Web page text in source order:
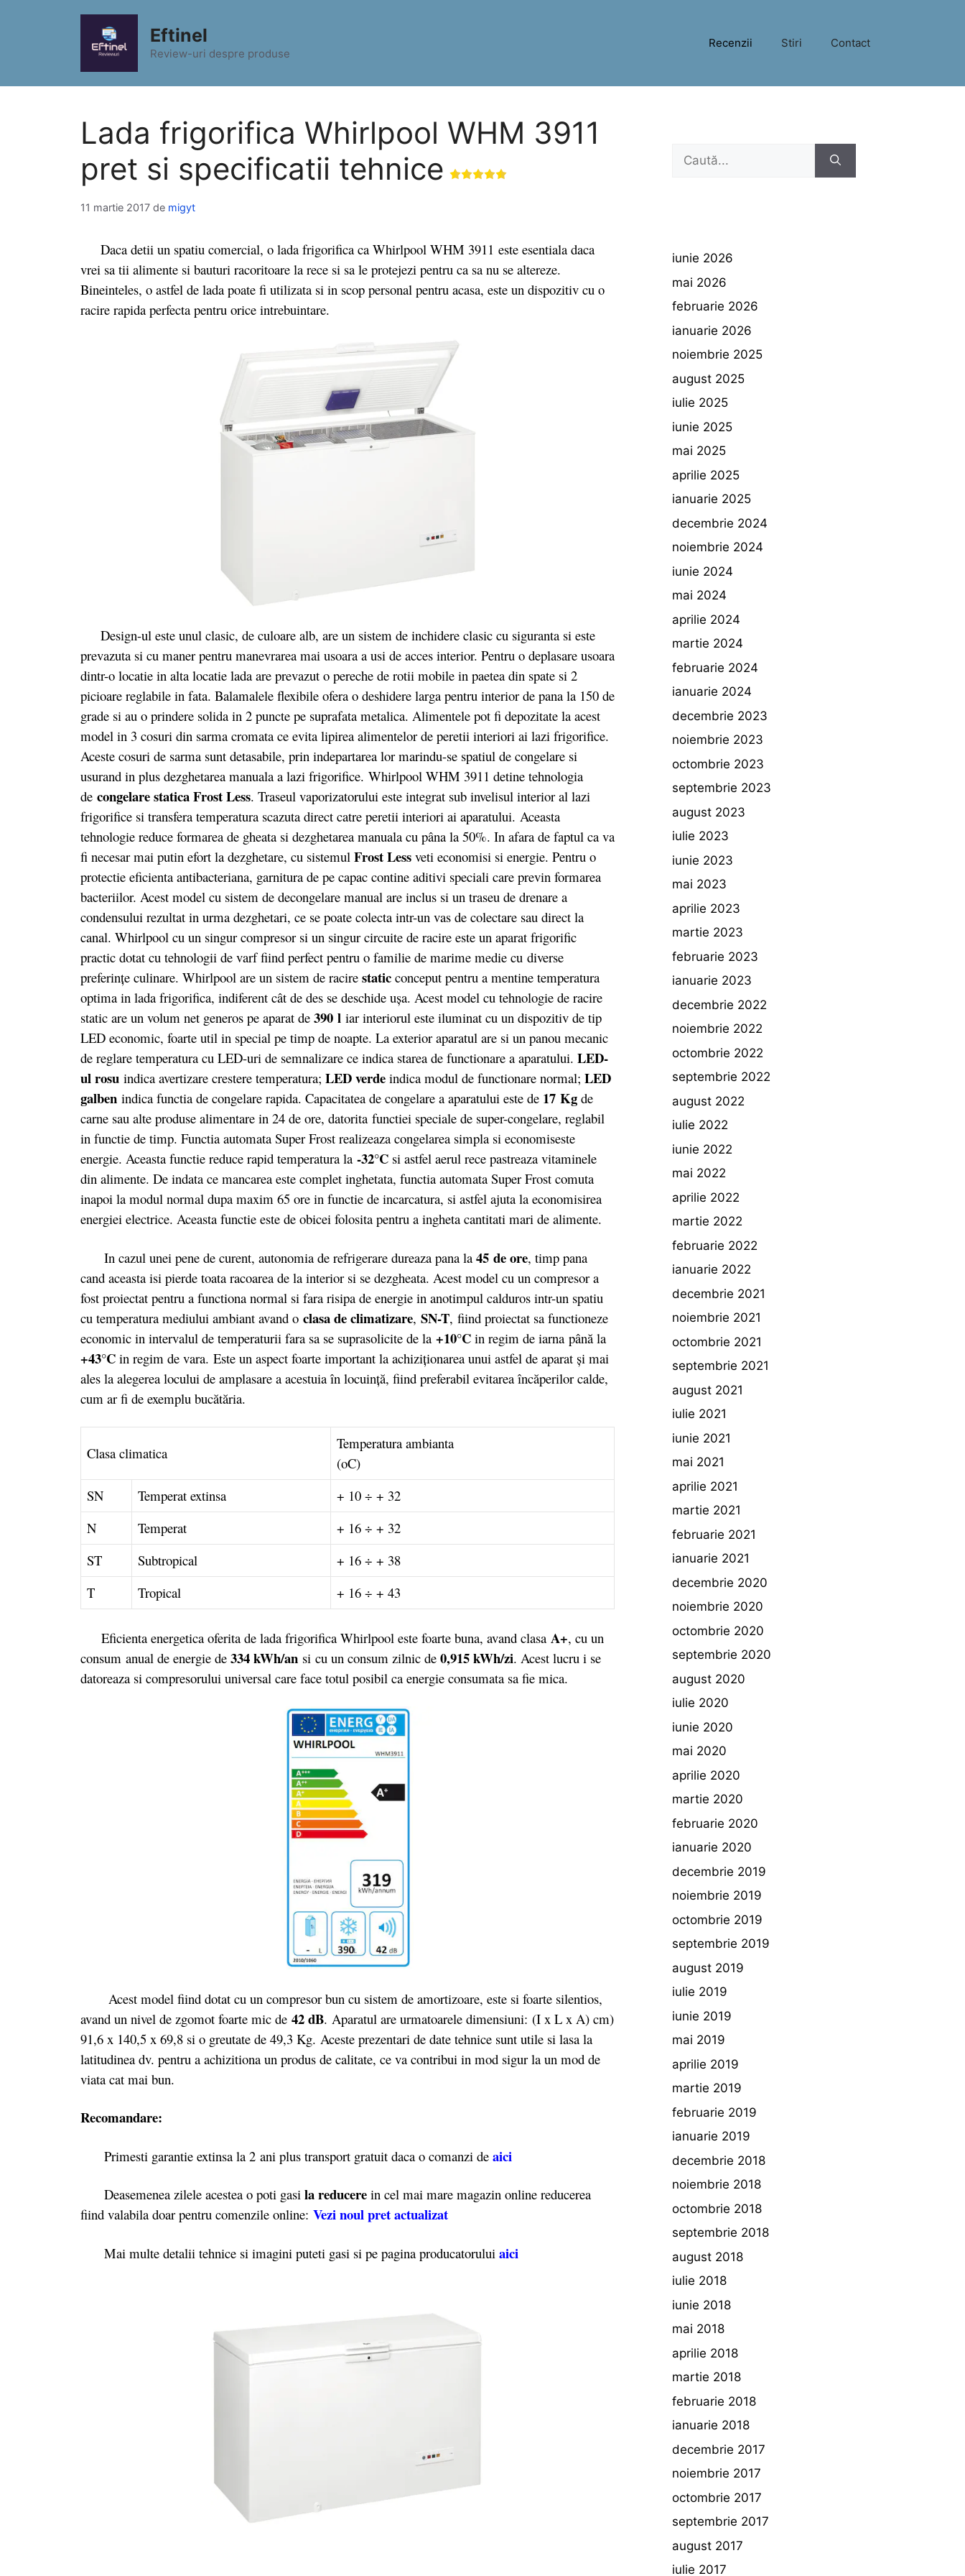
Eftinel
Review-uri despre produse
Recenzii Stiri Contact
Lada frigorifica Whirlpool WHM 3911
pret si specificatii tehnice
11 martie 2017 de migyt
Daca detii un spatiu comercial, o lada frigorifica ca Whirlpool WHM 3911 este esentiala daca
vrei sa tii alimente si bauturi racoritoare la rece si sa le protejezi pentru ca sa nu se altereze.
Bineinteles, o astfel de lada poate fi utilizata si in scop personal pentru acasa, este un dispozitiv cu o
racire rapida perfecta pentru orice intrebuintare.
Design-ul este unul clasic, de culoare alb, are un sistem de inchidere clasic cu siguranta si este
prevazuta si cu maner pentru manevrarea mai usoara a usi de acces interior. Pentru o deplasare usoara
dintr-o locatie in alta locatie lada are prevazut o pereche de rotii mobile in paetea din spate si 2
picioare reglabile in fata. Balamalele flexibile ofera o deshidere larga pentru interior de pana la 150 de
grade si au o prindere solida in 2 puncte pe suprafata metalica. Alimentele pot fi depozitate la acest
model in 3 cosuri din sarma cromata ce evita lipirea alimentelor de peretii interiori ai lazi frigorifice.
Aceste cosuri de sarma sunt detasabile, prin indepartarea lor marindu-se spatiul de congelare si
usurand in plus dezghetarea manuala a lazi frigorifice. Whirlpool WHM 3911 detine tehnologia
de congelare statica Frost Less. Traseul vaporizatorului este integrat sub invelisul interior al lazi
frigorifice si transfera temperatura scazuta direct catre peretii interiori ai aparatului. Aceasta
tehnologie reduce formarea de gheata si dezghetarea manuala cu pâna la 50%. In afara de faptul ca va
fi necesar mai putin efort la dezghetare, cu sistemul Frost Less veti economisi si energie. Pentru o
protectie eficienta antibacteriana, garnitura de pe capac contine aditivi speciali care previn formarea
bacteriilor. Acest model cu sistem de decongelare manual are inclus si un traseu de drenare a
condensului rezultat in urma dezghetari, ce se poate colecta intr-un vas de colectare sau direct la
canal. Whirlpool cu un singur compresor si un singur circuite de racire este un aparat frigorific
practic dotat cu tehnologii de varf fiind perfect pentru o familie de marime medie cu diverse
preferințe culinare. Whirlpool are un sistem de racire static conceput pentru a mentine temperatura
optima in lada frigorifica, indiferent cât de des se deschide ușa. Acest model cu tehnologie de racire
static are un volum net generos pe aparat de 390 l iar interiorul este iluminat cu un dispozitiv de tip
LED economic, foarte util in special pe timp de noapte. La exterior aparatul are si un panou mecanic
de reglare temperatura cu LED-uri de semnalizare ce indica starea de functionare a aparatului. LED-
ul rosu indica avertizare crestere temperatura; LED verde indica modul de functionare normal; LED
galben indica functia de congelare rapida. Capacitatea de congelare a aparatului este de 17 Kg de
carne sau alte produse alimentare in 24 de ore, datorita functiei speciale de super-congelare, reglabil
in functie de timp. Functia automata Super Frost realizeaza congelarea simpla si economiseste
energie. Aceasta functie reduce rapid temperatura la -32°C si astfel aerul rece pastreaza vitaminele
din alimente. De indata ce mancarea este complet inghetata, functia automata Super Frost comuta
inapoi la modul normal dupa maxim 65 ore in functie de incarcatura, si astfel ajuta la economisirea
energiei electrice. Aceasta functie este de obicei folosita pentru a ingheta cantitati mari de alimente.
In cazul unei pene de curent, autonomia de refrigerare dureaza pana la 45 de ore, timp pana
cand aceasta isi pierde toata racoarea de la interior si se dezgheata. Acest model cu un compresor a
fost proiectat pentru a functiona normal si fara risipa de energie in anotimpul calduros intr-un spatiu
cu temperatura mediului ambiant avand o clasa de climatizare, SN-T, fiind proiectat sa functioneze
economic in intervalul de temperaturii fara sa se suprasolicite de la +10°C in regim de iarna până la
+43°C in regim de vara. Este un aspect foarte important la achiziţionarea unui astfel de aparat şi mai
ales la alegerea locului de amplasare a acestuia în locuinţă, fiind preferabil evitarea încăperilor calde,
cum ar fi de exemplu bucătăria.
Clasa climatica
Temperatura ambianta
(oC)
SN
Temperat extinsa
+ 10 ÷ + 32
N
Temperat
+ 16 ÷ + 32
ST
Subtropical
+ 16 ÷ + 38
T
Tropical + 16 ÷ + 43
Eficienta energetica oferita de lada frigorifica Whirlpool este foarte buna, avand clasa A+, cu un
consum anual de energie de 334 kWh/an si cu un consum zilnic de 0,915 kWh/zi. Acest lucru i se
datoreaza si compresorului universal care face totul posibil ca energie consumata sa fie mica.
Acest model fiind dotat cu un compresor bun cu sistem de amortizoare, este si foarte silentios,
avand un nivel de zgomot foarte mic de 42 dB. Aparatul are urmatoarele dimensiuni: (I x L x A) cm)
91,6 x 140,5 x 69,8 si o greutate de 49,3 Kg. Aceste prezentari de date tehnice sunt utile si lasa la
latitudinea dv. pentru a achizitiona un produs de calitate, ce va contribui in mod sigur la un mod de
viata cat mai bun.
Recomandare:
Primesti garantie extinsa la 2 ani plus transport gratuit daca o comanzi de aici
Deasemenea zilele acestea o poti gasi la reducere in cel mai mare magazin online reducerea
fiind valabila doar pentru comenzile online: Vezi noul pret actualizat
Mai multe detalii tehnice si imagini puteti gasi si pe pagina producatorului aici
Caută
iunie 2026
mai 2026
februarie 2026
ianuarie 2026
noiembrie 2025
august 2025
iulie 2025
iunie 2025
mai 2025
aprilie 2025
ianuarie 2025
decembrie 2024
noiembrie 2024
iunie 2024
mai 2024
aprilie 2024
martie 2024
februarie 2024
ianuarie 2024
decembrie 2023
noiembrie 2023
octombrie 2023
septembrie 2023
august 2023
iulie 2023
iunie 2023
mai 2023
aprilie 2023
martie 2023
februarie 2023
ianuarie 2023
decembrie 2022
noiembrie 2022
octombrie 2022
septembrie 2022
august 2022
iulie 2022
iunie 2022
mai 2022
aprilie 2022
martie 2022
februarie 2022
ianuarie 2022
decembrie 2021
noiembrie 2021
octombrie 2021
septembrie 2021
august 2021
iulie 2021
iunie 2021
mai 2021
aprilie 2021
martie 2021
februarie 2021
ianuarie 2021
decembrie 2020
noiembrie 2020
octombrie 2020
septembrie 2020
august 2020
iulie 2020
iunie 2020
mai 2020
aprilie 2020
martie 2020
februarie 2020
ianuarie 2020
decembrie 2019
noiembrie 2019
octombrie 2019
septembrie 2019
august 2019
iulie 2019
iunie 2019
mai 2019
aprilie 2019
martie 2019
februarie 2019
ianuarie 2019
decembrie 2018
noiembrie 2018
octombrie 2018
septembrie 2018
august 2018
iulie 2018
iunie 2018
mai 2018
aprilie 2018
martie 2018
februarie 2018
ianuarie 2018
decembrie 2017
noiembrie 2017
octombrie 2017
septembrie 2017
august 2017
iulie 2017